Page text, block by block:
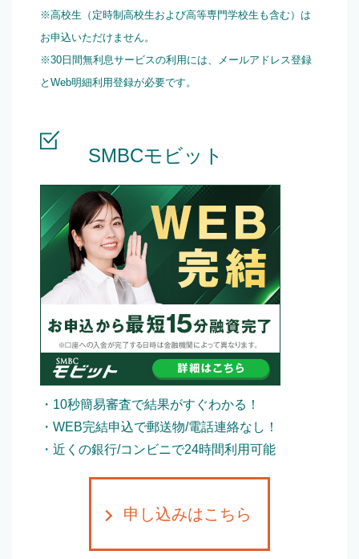
※高校生（定時制高校生および高等専門学校生も含む）は
お申込いただけません。
※30日間無利息サービスの利用には、メールアドレス登録
とWeb明細利用登録が必要です。
SMBCモビット
・10秒簡易審査で結果がすぐわかる！
・WEB完結申込で郵送物/電話連絡なし！
・近くの銀行/コンビニで24時間利用可能
申し込みはこちら